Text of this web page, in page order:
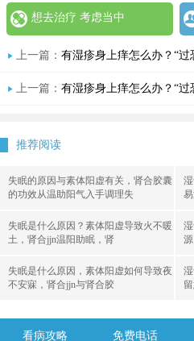
想去治疗 考虑当中
上一篇： 有湿疹身上痒怎么办？“过恐伤
上一篇： 有湿疹身上痒怎么办？“过恐伤
推荐阅读
失眠的原因与素体阳虚有关，肾合胶囊
的功效从温助阳气入手调理失
失眠是什么原因？素体阳虚导致火不暖
土，肾合jjn温阳助眠，肾
失眠是什么原因，素体阳虚如何导致夜
不安寐，肾合jjn与肾合胶
看病攻略 免费电话